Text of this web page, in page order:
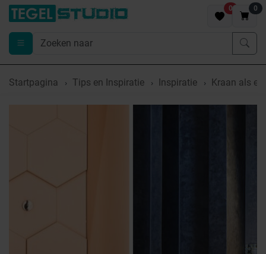
0 0
Startpagina Tips en Inspiratie Inspiratie Kraan als